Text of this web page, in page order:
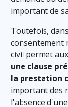
important de
Toutefois,
consentement
civil permet
une clause
la prestation
important des
l'absence